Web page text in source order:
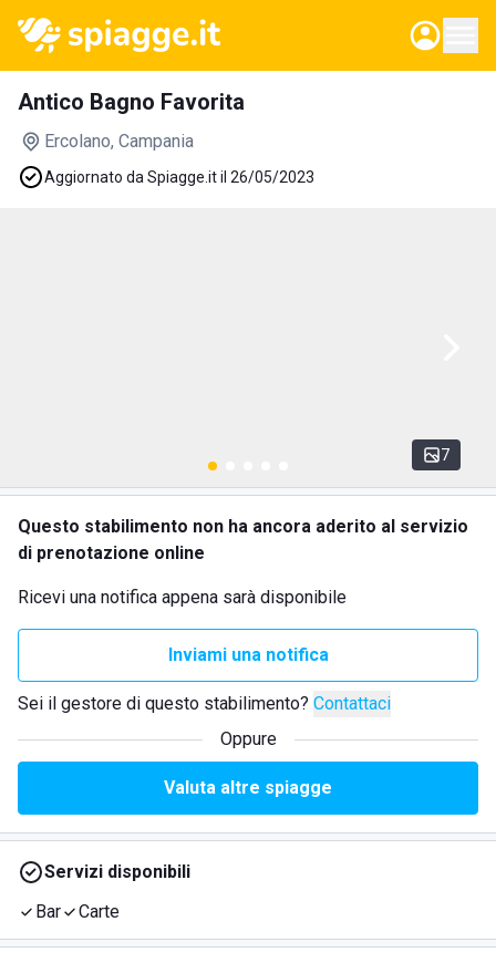
Antico Bagno Favorita
Ercolano, Campania
Aggiornato da Spiagge.it il 26/05/2023
7
Questo stabilimento non ha ancora aderito al servizio
di prenotazione online
Ricevi una notifica appena sarà disponibile
Inviami una notifica
Sei il gestore di questo stabilimento? Contattaci
Oppure
Valuta altre spiagge
Servizi disponibili
Bar
Carte